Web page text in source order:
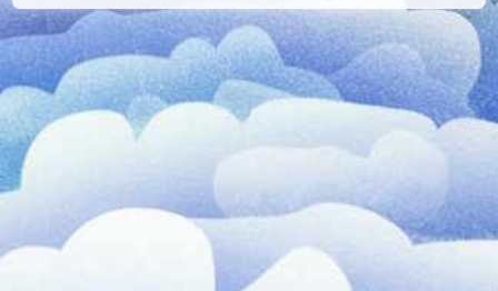
Kommentieren Startseite Sitemap
Last modified: 2026/08/06 Language:DE